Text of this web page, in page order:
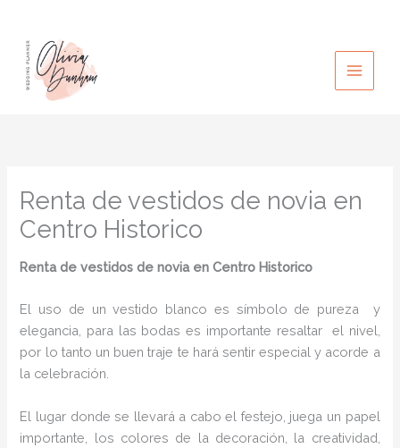
contenido
Renta de vestidos de novia en
Centro Historico
Renta de vestidos de novia en Centro Historico
El uso de un vestido blanco es símbolo de pureza y
elegancia, para las bodas es importante resaltar el nivel,
por lo tanto un buen traje te hará sentir especial y acorde a
la celebración.
El lugar donde se llevará a cabo el festejo, juega un papel
importante, los colores de la decoración, la creatividad,